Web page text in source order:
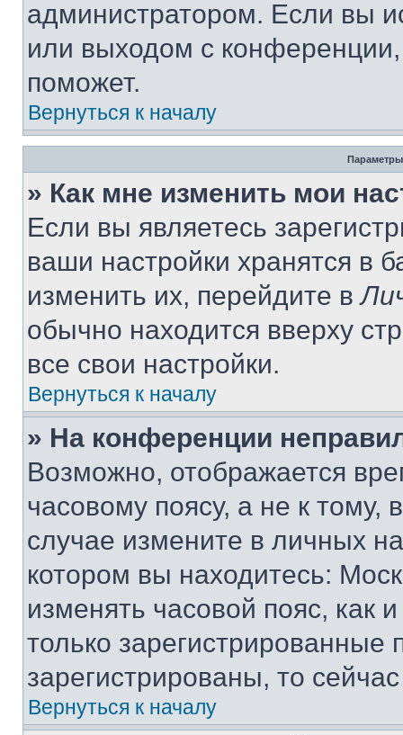
администратором. Если вы
или выходом с
поможет.
Вернуться к началу
Параметры
» Как мне изменить мои
Если вы являетесь
ваши настройки хранятся в
изменить их, перейдите в
обычно находится вверху
все свои настройки.
Вернуться к началу
» На конференции
Возможно, отображается
часовому поясу, а не к тому,
случае измените в личных
котором вы находитесь:
изменять часовой пояс, как
только
зарегистрированы, то
Вернуться к началу